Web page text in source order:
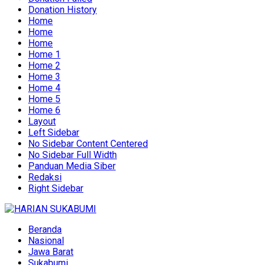
Donation History
Home
Home
Home
Home 1
Home 2
Home 3
Home 4
Home 5
Home 6
Layout
Left Sidebar
No Sidebar Content Centered
No Sidebar Full Width
Panduan Media Siber
Redaksi
Right Sidebar
Beranda
Nasional
Jawa Barat